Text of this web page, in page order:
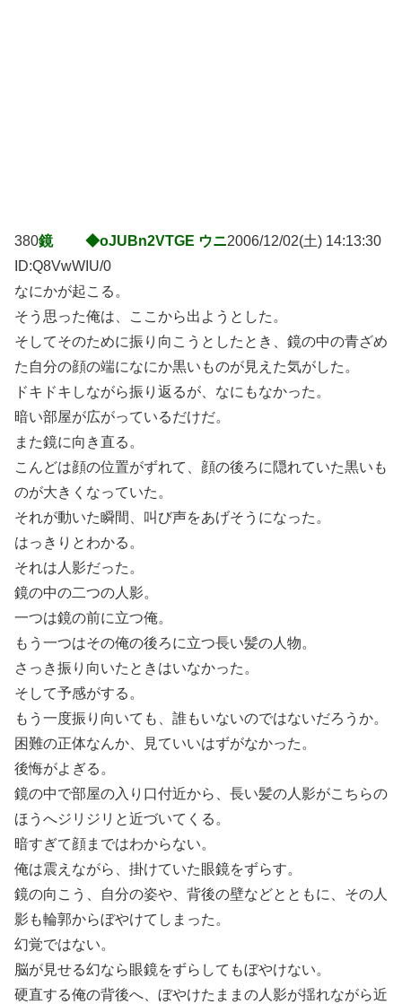
380鏡 ◆oJUBn2VTGE ウニ2006/12/02(土) 14:13:30
ID:Q8VwWIU/0
なにかが起こる。
そう思った俺は、ここから出ようとした。
そしてそのために振り向こうとしたとき、鏡の中の青ざめ
た自分の顔の端になにか黒いものが見えた気がした。
ドキドキしながら振り返るが、なにもなかった。
暗い部屋が広がっているだけだ。
また鏡に向き直る。
こんどは顔の位置がずれて、顔の後ろに隠れていた黒いも
のが大きくなっていた。
それが動いた瞬間、叫び声をあげそうになった。
はっきりとわかる。
それは人影だった。
鏡の中の二つの人影。
一つは鏡の前に立つ俺。
もう一つはその俺の後ろに立つ長い髪の人物。
さっき振り向いたときはいなかった。
そして予感がする。
もう一度振り向いても、誰もいないのではないだろうか。
困難の正体なんか、見ていいはずがなかった。
後悔がよぎる。
鏡の中で部屋の入り口付近から、長い髪の人影がこちらの
ほうへジリジリと近づいてくる。
暗すぎて顔まではわからない。
俺は震えながら、掛けていた眼鏡をずらす。
鏡の向こう、自分の姿や、背後の壁などとともに、その人
影も輪郭からぼやけてしまった。
幻覚ではない。
脳が見せる幻なら眼鏡をずらしてもぼやけない。
硬直する俺の背後へ、ぼやけたままの人影が揺れながら近